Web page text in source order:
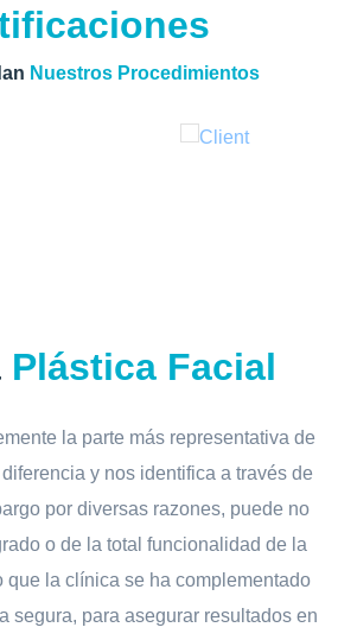
Nuestros Procedimientos
Plástica Facial
la parte más representativa de
y nos identifica a través de
por diversas razones, puede no
o de la total funcionalidad de la
que la clínica se ha complementado
segura, para asegurar resultados en